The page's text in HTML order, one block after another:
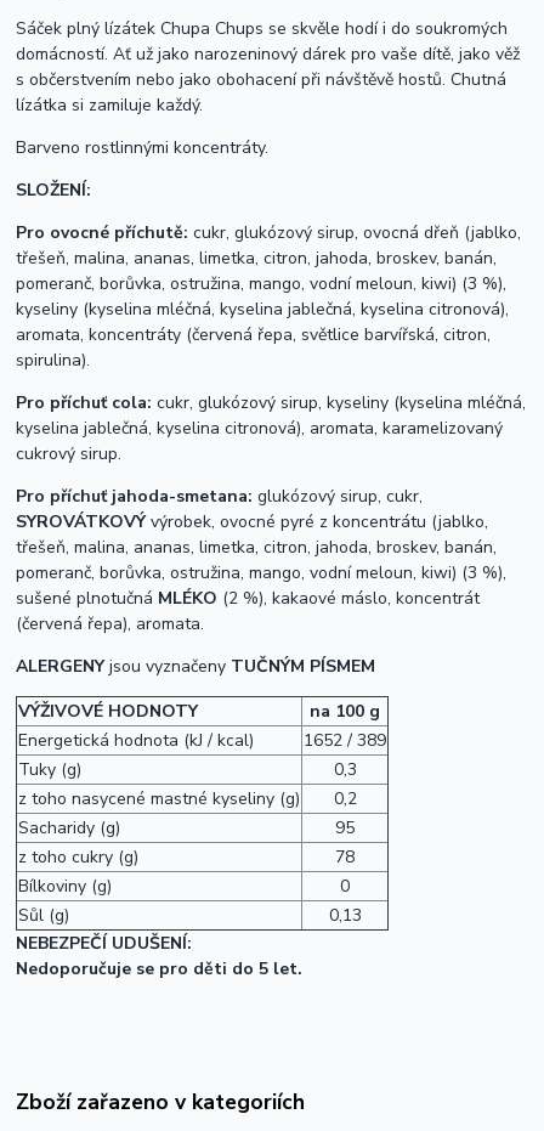
Sáček plný lízátek Chupa Chups se skvěle hodí i do soukromých
domácností. Ať už jako narozeninový dárek pro vaše dítě, jako věž
s občerstvením nebo jako obohacení při návštěvě hostů. Chutná
lízátka si zamiluje každý.
Barveno rostlinnými koncentráty.
SLOŽENÍ:
Pro ovocné příchutě: cukr, glukózový sirup, ovocná dřeň (jablko,
třešeň, malina, ananas, limetka, citron, jahoda, broskev, banán,
pomeranč, borůvka, ostružina, mango, vodní meloun, kiwi) (3 %),
kyseliny (kyselina mléčná, kyselina jablečná, kyselina citronová),
aromata, koncentráty (červená řepa, světlice barvířská, citron,
spirulina).
Pro příchuť cola: cukr, glukózový sirup, kyseliny (kyselina mléčná,
kyselina jablečná, kyselina citronová), aromata, karamelizovaný
cukrový sirup.
Pro příchuť jahoda-smetana: glukózový sirup, cukr,
SYROVÁTKOVÝvýrobek, ovocné pyré z koncentrátu (jablko,
třešeň, malina, ananas, limetka, citron, jahoda, broskev, banán,
pomeranč, borůvka, ostružina, mango, vodní meloun, kiwi) (3 %),
sušené plnotučná MLÉKO (2 %), kakaové máslo, koncentrát
(červená řepa), aromata.
ALERGENYjsou vyznačeny TUČNÝM PÍSMEM
VÝŽIVOVÉ HODNOTY
na 100 g
Energetická hodnota (kJ / kcal)
1652 / 389
Tuky (g)
0,3
z toho nasycené mastné kyseliny (g)
0,2
Sacharidy (g)
95
z toho cukry (g)
78
Bílkoviny (g)
0
Sůl (g)
0,13
NEBEZPEČÍ UDUŠENÍ:
Nedoporučuje se pro děti do 5 let.
Zboží zařazeno v kategoriích